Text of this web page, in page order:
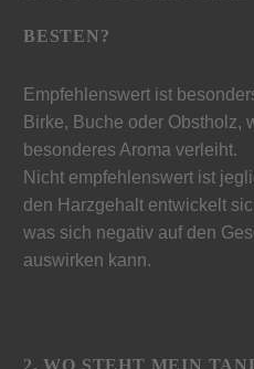
BESTEN?
Empfehlenswert ist
Birke, Buche oder Obstholz,
besonderes Aroma verleiht.
Nicht empfehlenswert ist
den Harzgehalt entwickelt
was sich negativ auf den
auswirken kann.
2. WO STEHT MEIN